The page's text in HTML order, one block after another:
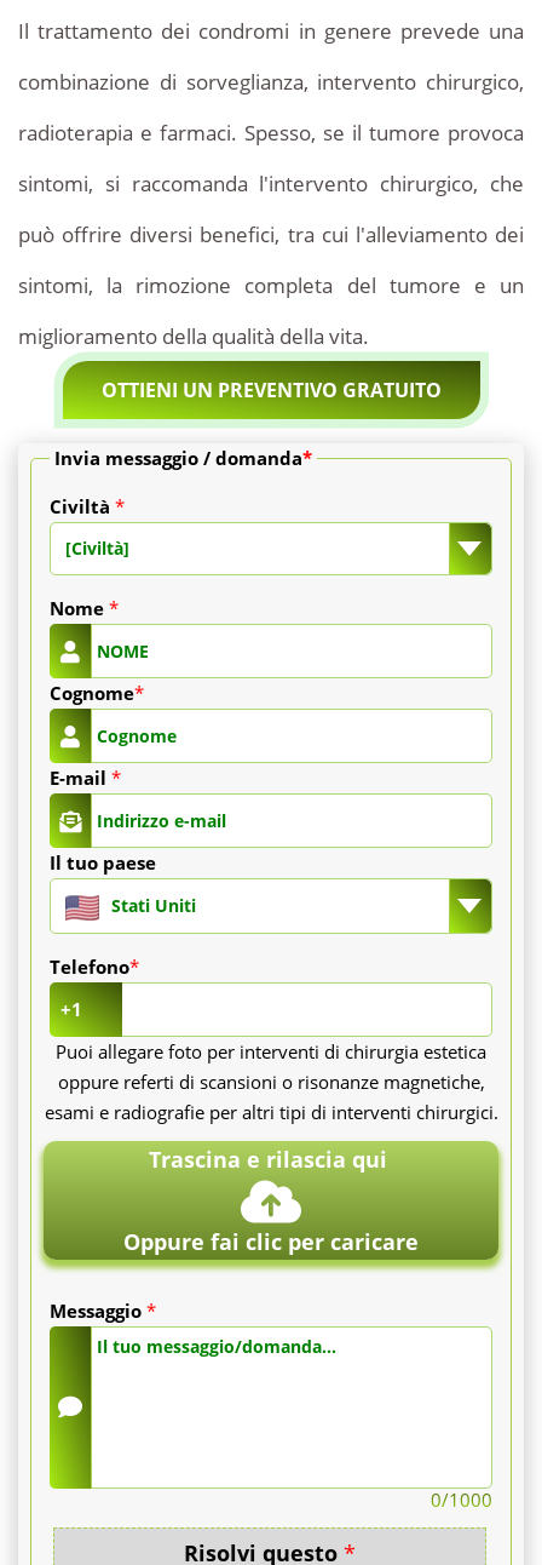
Il trattamento dei condromi in genere prevede una
combinazione di sorveglianza, intervento chirurgico,
radioterapia e farmaci. Spesso, se il tumore provoca
sintomi, si raccomanda l'intervento chirurgico, che
può offrire diversi benefici, tra cui l'alleviamento dei
sintomi, la rimozione completa del tumore e un
miglioramento della qualità della vita.
OTTIENI UN PREVENTIVO GRATUITO
Invia messaggio / domanda*
Civiltà *
[Civiltà]
Nome *
Cognome*
E-mail *
Il tuo paese
Stati Uniti
Telefono*
+1
Puoi allegare foto per interventi di chirurgia estetica
oppure referti di scansioni o risonanze magnetiche,
esami e radiografie per altri tipi di interventi chirurgici.
Trascina e rilascia qui
Oppure fai clic per caricare
Messaggio *
0/1000
Risolvi questo *